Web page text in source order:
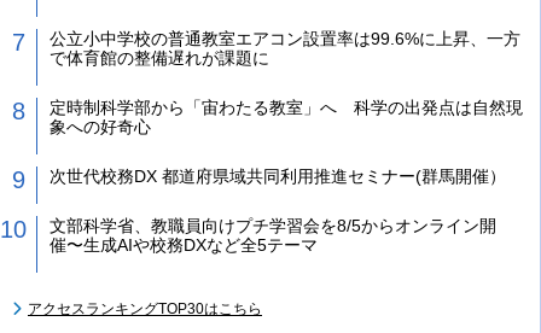
公立小中学校の普通教室エアコン設置率は99.6%に上昇、一方
で体育館の整備遅れが課題に
定時制科学部から「宙わたる教室」へ 科学の出発点は自然現
象への好奇心
次世代校務DX 都道府県域共同利用推進セミナー(群馬開催）
文部科学省、教職員向けプチ学習会を8/5からオンライン開
催〜生成AIや校務DXなど全5テーマ
アクセスランキングTOP30はこちら